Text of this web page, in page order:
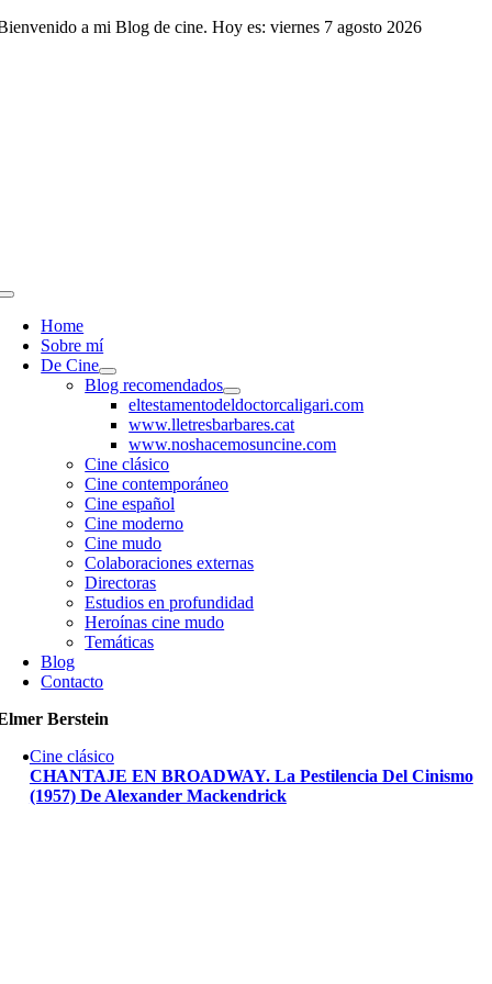
Saltar
a mi Blog de cine. Hoy es: viernes 7 agosto 2026
Toggle
NavigationHome
Sobre mí
De Cine
Blog recomendados
eltestamentodeldoctorcaligari.com
www.lletresbarbares.cat
www.noshacemosuncine.com
Cine clásico
Cine contemporáneo
Cine español
Cine moderno
Cine mudo
Colaboraciones externas
Directoras
Estudios en profundidad
Heroínas cine mudo
Temáticas
Blog
Contacto
Berstein
Cine clásico
CHANTAJE EN BROADWAY. La Pestilencia Del Cinismo
(1957) De Alexander Mackendrick